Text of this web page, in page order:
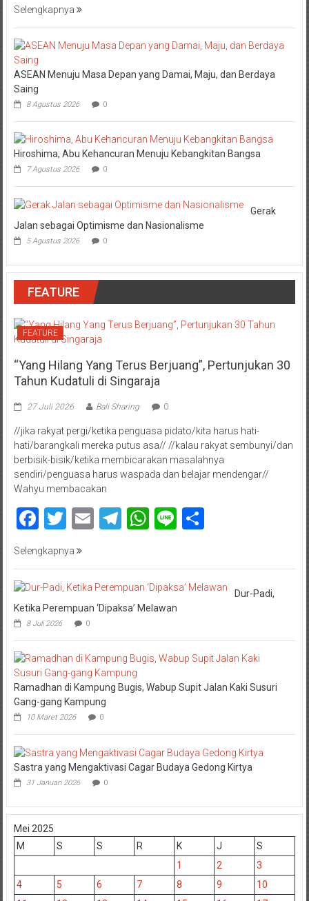
Selengkapnya
ASEAN Menuju Masa Depan yang Damai, Maju, dan Berdaya
Saing
8 Agustus 2026 0
Hiroshima, Abu Kehancuran Menuju Kebangkitan Bangsa
7 Agustus 2026 0
Gerak
Jalan sebagai Optimisme dan Nasionalisme
5 Agustus 2026 0
FEATURE
FEATURE
“Yang Hilang Yang Terus Berjuang”, Pertunjukan 30
Tahun Kudatuli di Singaraja
27 Juli 2026 Bali Sharing 0
//jika rakyat pergi/ketika penguasa pidato/kita harus hati-
hati/barangkali mereka putus asa// //kalau rakyat sembunyi/dan
berbisik-bisik/ketika membicarakan masalahnya
sendiri/penguasa harus waspada dan belajar mendengar//
Wahyu membacakan
Facebook
Twitter
EmailTelegram
WhatsApp
Line
Selengkapnya
Dur-Padi,
Ketika Perempuan ‘Dipaksa’ Melawan
8 Juli 2026 0
Ramadhan di Kampung Bugis, Wabup Supit Jalan Kaki Susuri
Gang-gang Kampung
10 Maret 2026 0
Sastra yang Mengaktivasi Cagar Budaya Gedong Kirtya
31 Januari 2026 0
Mei 2025
M
S S R K J
S
1
2
3
4
5 6 7 8 9
10